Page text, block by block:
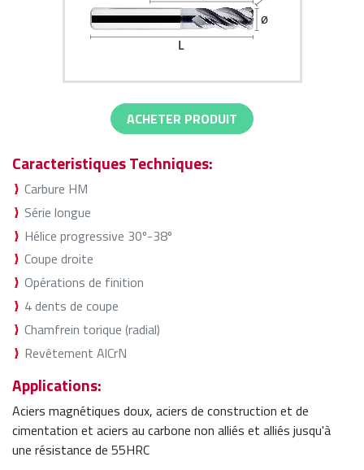
ACHETER PRODUIT
Caracteristiques Techniques:
Carbure HM
Série longue
Hélice progressive 30º-38º
Coupe droite
Opérations de finition
4 dents de coupe
Chamfrein torique (radial)
Revêtement AlCrN
Applications:
Aciers magnétiques doux, aciers de construction et de
cimentation et aciers au carbone non alliés et alliés jusqu'à
une résistance de 55HRC